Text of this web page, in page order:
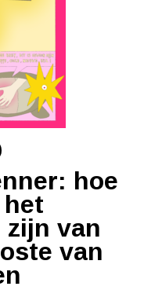
hoe
zijn van
van